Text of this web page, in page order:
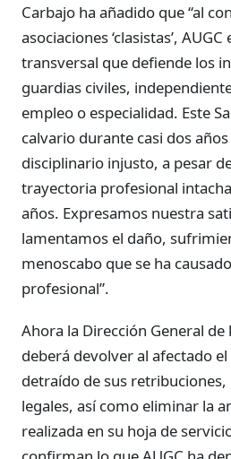
Carbajo ha añadido que “al
asociaciones ‘clasistas’,
transversal que defiende los
guardias civiles,
empleo o especialidad. Este
calvario durante casi dos
disciplinario injusto, a pesar
trayectoria profesional
años. Expresamos nuestra
lamentamos el daño,
menoscabo que se ha
profesional”.
Ahora la Dirección General de
deberá devolver al afectado
detraído de sus
legales, así como eliminar la
realizada en su hoja de